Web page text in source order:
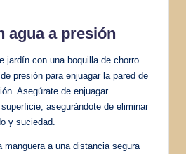
agua a presión
jardín con una boquilla de chorro
presión para enjuagar la pared de
Asegúrate de enjuagar
asegurándote de eliminar
y suciedad.
manguera a una distancia segura